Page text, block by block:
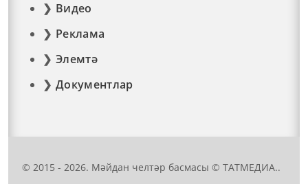
Видео
Реклама
Элемтә
Документлар
© 2015 - 2026. Мәйдан челтәр басмасы © ТАТМЕДИА..